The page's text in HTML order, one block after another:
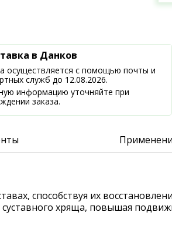
в Данков
осуществляется с помощью почты и
служб до 12.08.2026.
информацию уточняйте при
заказа.
способствуя их
хряща, повышая